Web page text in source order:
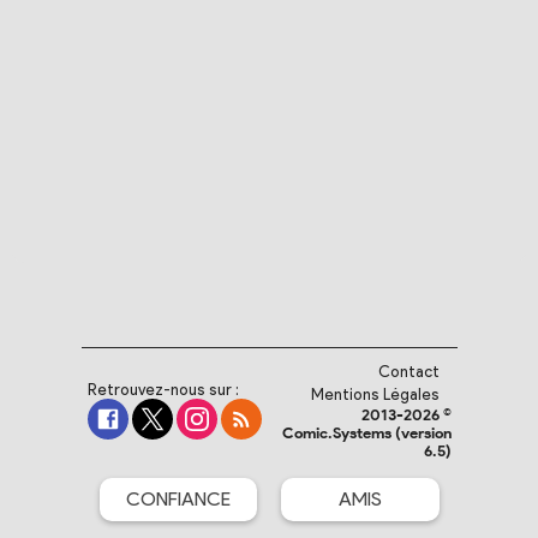
Retrouvez-nous sur :
Contact
Mentions Légales
2013-2026 ©
Comic.Systems (version
6.5)
CONFIANCE AMIS